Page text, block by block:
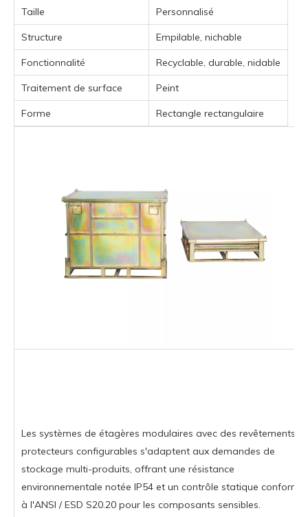
Taille Personnalisé
Structure Empilable, nichable
Fonctionnalité Recyclable, durable, nidable
Traitement de surface Peint
Forme Rectangle rectangulaire
Les systèmes de étagères modulaires avec des revêtements
protecteurs configurables s'adaptent aux demandes de
stockage multi-produits, offrant une résistance
environnementale notée IP54 et un contrôle statique conforme
à l'ANSI / ESD S20.20 pour les composants sensibles.